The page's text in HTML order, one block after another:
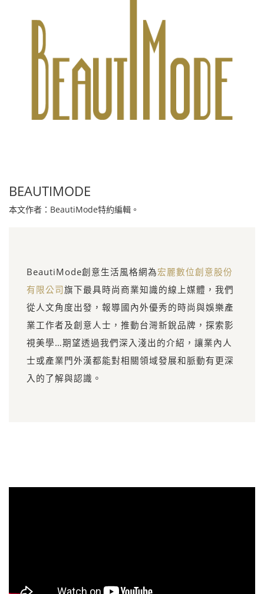
BEAUTIMODE
本文作者：BeautiMode特約編輯。
BeautiMode創意生活風格網為宏麗數位創意股份
有限公司旗下最具時尚商業知識的線上媒體，我們
從人文角度出發，報導國內外優秀的時尚與娛樂產
業工作者及創意人士，推動台灣新銳品牌，探索影
視美學…期望透過我們深入淺出的介紹，讓業內人
士或產業門外漢都能對相關領域發展和脈動有更深
入的了解與認識。